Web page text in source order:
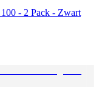
- 2 Pack - Zwart